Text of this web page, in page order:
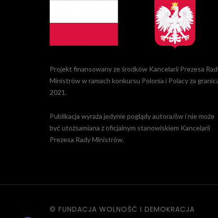
Projekt finansowany ze środków Kancelarii Prezesa
Ministrów w ramach konkursu Polonia i Polacy za
2021.
Publikacja wyraża jedynie poglądy autora/ów i nie może
być utożsamiana z oficjalnym stanowiskiem Kancelarii
Prezesa Rady Ministrów.
© FUNDACJA WOLNOŚĆ I DEMOKRACJA